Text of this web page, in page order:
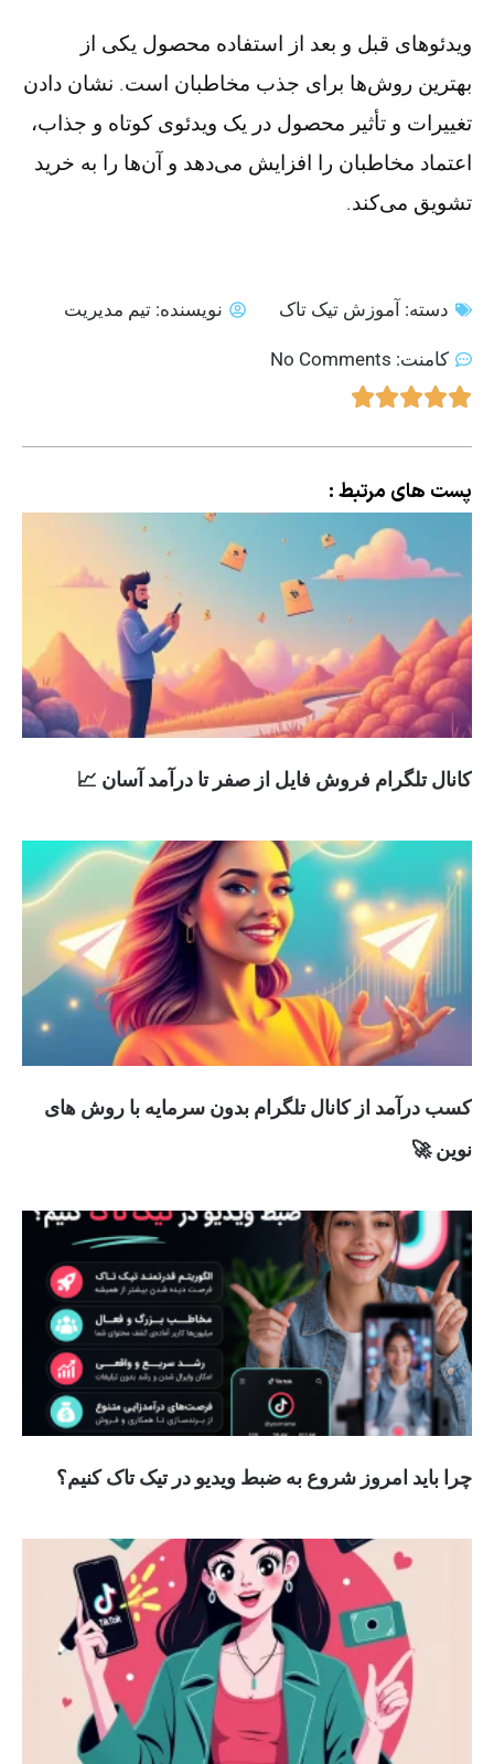
ویدئوهای قبل و بعد از استفاده محصول یکی از
بهترین روش‌ها برای جذب مخاطبان است. نشان دادن
تغییرات و تأثیر محصول در یک ویدئوی کوتاه و جذاب،
اعتماد مخاطبان را افزایش می‌دهد و آن‌ها را به خرید
تشویق می‌کند.
دسته: آموزش تیک تاک نویسنده: تیم مدیریت
کامنت:
پست های مرتبط :
کانال تلگرام فروش فایل از صفر تا درآمد آسان 📈
کسب درآمد از کانال تلگرام بدون سرمایه با روش های
نوین 🚀
چرا باید امروز شروع به ضبط ویدیو در تیک تاک کنیم؟